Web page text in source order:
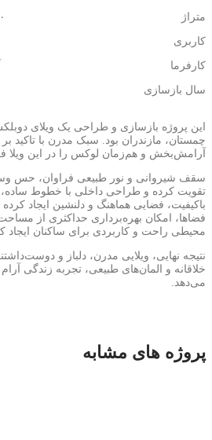
متراژ ۱۳۰ متر مربع
کاربری
کارفرما آقای دکتر
چمستان، مازندران بود. سبک مدرن با تاکید بر
آرامش‌بخش و هم‌زمان لوکس را در این ویلا
سقف شیروانی و نور طبیعی فراوان، حس
تقویت کرده و طراحی داخلی با خطوط
باکیفیت، فضایی هماهنگ و دلنشین ایجاد
فضاها، امکان بهره‌برداری حداکثری از
محیطی راحت و کاربردی برای ساکنان ایجاد
نتیجه نهایی، ویلایی مدرن، دلباز و
خلاقانه و المان‌های طبیعی، تجربه زندگی آرام
می‌دهد.
پروژه های مشابه